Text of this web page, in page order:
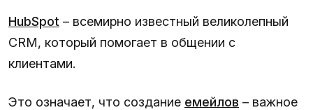
HubSpot – всемирно известный великолепный
CRM, который помогает в общении с
клиентами.
Это означает, что создание емейлов – важное